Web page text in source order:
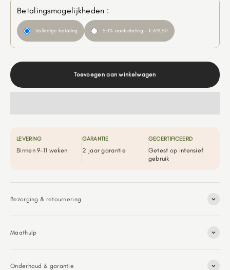
Toevoegen aan winkelwagen
Betalingsmogelijkheden :
Volledige betaling 50% aanbetaling - € 619,50
LEVERING
Binnen 9-11 weken
GARANTIE
2 jaar garantie
GECERTIFICEERD
Getest op intensief
gebruik
Bezorging & retournering
Maathulp
Onderhoud & garantie